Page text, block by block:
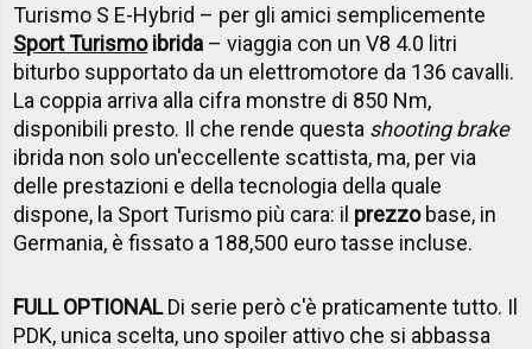
Turismo S E-Hybrid – per gli amici semplicemente
Sport Turismoibrida – viaggia con un V8 4.0 litri
biturbo supportato da un elettromotore da 136 cavalli.
La coppia arriva alla cifra monstre di 850 Nm,
disponibili presto. Il che rende questa shooting brake
ibrida non solo un'eccellente scattista, ma, per via
delle prestazioni e della tecnologia della quale
dispone, la Sport Turismo più cara: il prezzobase, in
Germania, è fissato a 188,500 euro tasse incluse.
FULL OPTIONALDi serie però c'è praticamente tutto. Il
PDK, unica scelta, uno spoiler attivo che si abbassa